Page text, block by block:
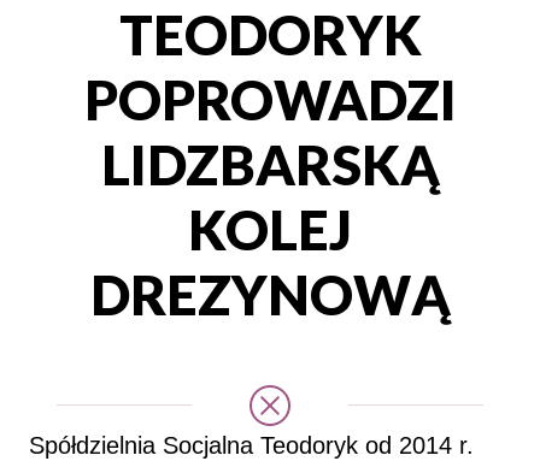
TEODORYK
POPROWADZI
LIDZBARSKĄ
KOLEJ
DREZYNOWĄ
Spółdzielnia Socjalna Teodoryk od 2014 r.